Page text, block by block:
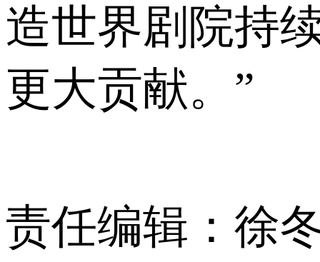
造世界剧院持
更大贡献。”
责任编辑：徐